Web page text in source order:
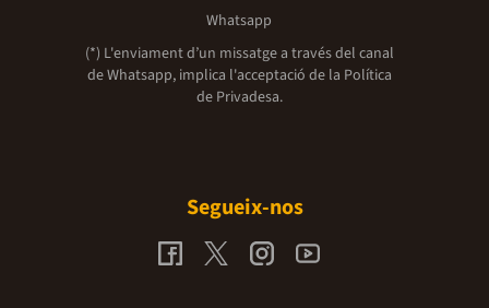
Whatsapp
(*) L'enviament d’un missatge a través del canal
de Whatsapp, implica l'acceptació de la Política
de Privadesa.
Segueix-nos